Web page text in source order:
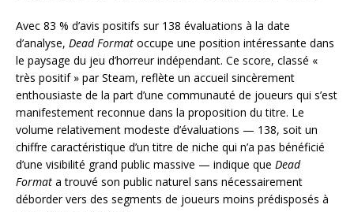
Avec 83 % d’avis positifs sur 138 évaluations à la date
d’analyse, Dead Format occupe une position intéressante dans
le paysage du jeu d’horreur indépendant. Ce score, classé «
très positif » par Steam, reflète un accueil sincèrement
enthousiaste de la part d’une communauté de joueurs qui s’est
manifestement reconnue dans la proposition du titre. Le
volume relativement modeste d’évaluations — 138, soit un
chiffre caractéristique d’un titre de niche qui n’a pas bénéficié
d’une visibilité grand public massive — indique que Dead
Format a trouvé son public naturel sans nécessairement
déborder vers des segments de joueurs moins prédisposés à